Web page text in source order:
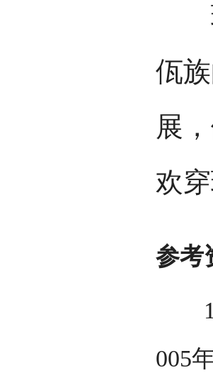
现
佤
展
欢
参考
1.
005